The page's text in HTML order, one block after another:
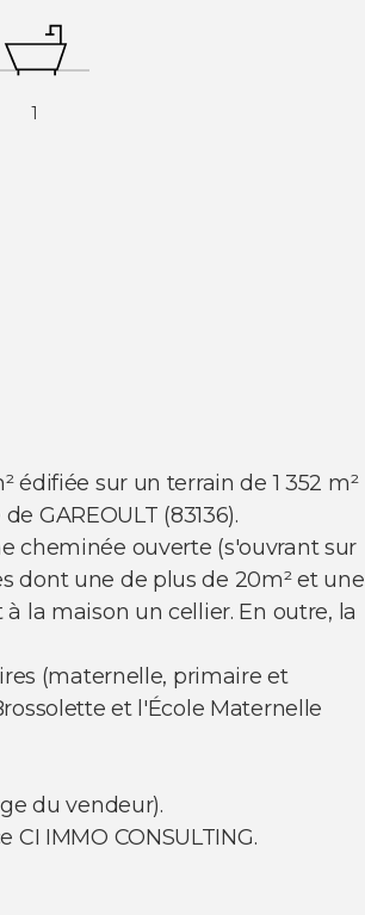
1
sur un terrain de 1 352 m²
GAREOULT (83136).
cheminée ouverte (s'ouvrant sur
dont une de plus de 20m² et une
la maison un cellier. En outre, la
(maternelle, primaire et
et l'École Maternelle
du vendeur).
IMMO CONSULTING.